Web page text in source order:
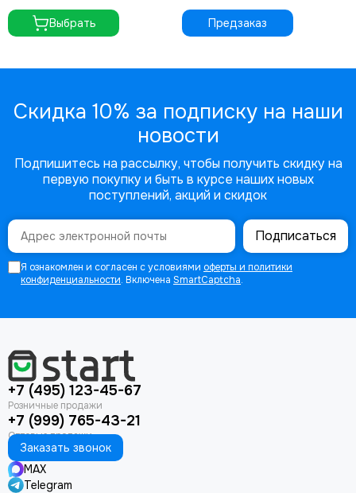
Выбрать Предзаказ
Скидка 10% за подписку на наши
новости
Подпишитесь на рассылку, чтобы получить скидку на
первую покупку и быть в курсе наших новых
поступлений, акций и скидок
Подписаться
Я ознакомлен и согласен с условиями оферты и политики
конфиденциальности. Включена SmartCaptcha.
+7 (495) 123-45-67
+7 (999) 765-43-21
Заказать звонок
MAX
Telegram